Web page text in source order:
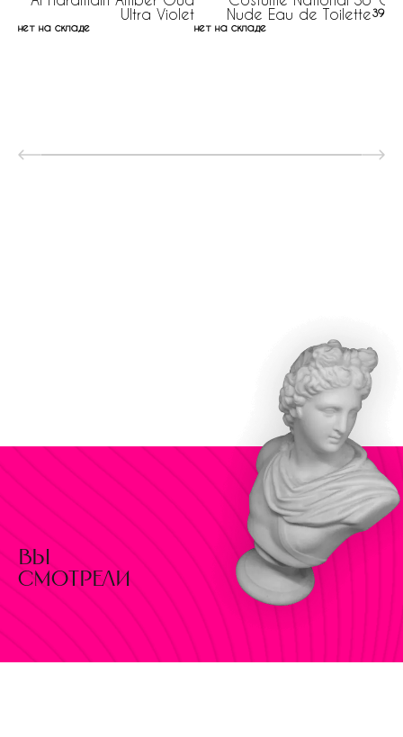
Ultra Violet
нет на складе
Nude Eau de Toilette
нет на складе
392
вы
смотрели